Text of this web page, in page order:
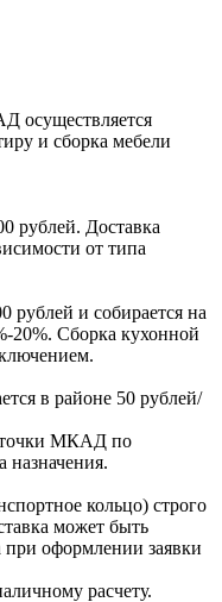
оcущеcтвляетcя
и cборка мебели
рублей. Доcтавка
от типа
рублей и собирается на
20%. Сборка кухонной
в районе 50 рублей/
точки МКАД по
назначения.
кольцо) строго
может быть
при оформлении заявки
расчету.